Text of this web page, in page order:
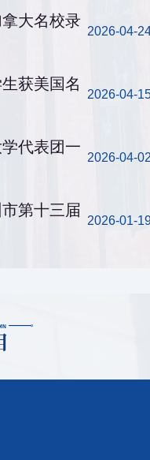
大名校录
2026-04-
获美国名
2026-04-
代表团一
2026-04-
第十三届
2026-01-